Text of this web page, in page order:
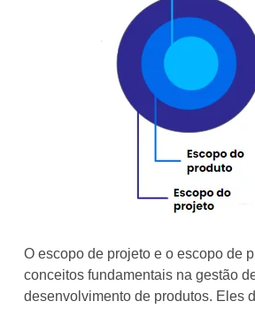
O escopo de projeto e o escopo de
conceitos fundamentais na gestão
desenvolvimento de produtos. Eles